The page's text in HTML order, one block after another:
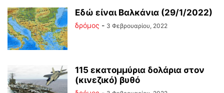
Εδώ είναι Βαλκάνια (29/1/2022)
δρόμος - 3 Φεβρουαρίου, 2022
115 εκατομμύρια δολάρια στον
(κινεζικό) βυθό